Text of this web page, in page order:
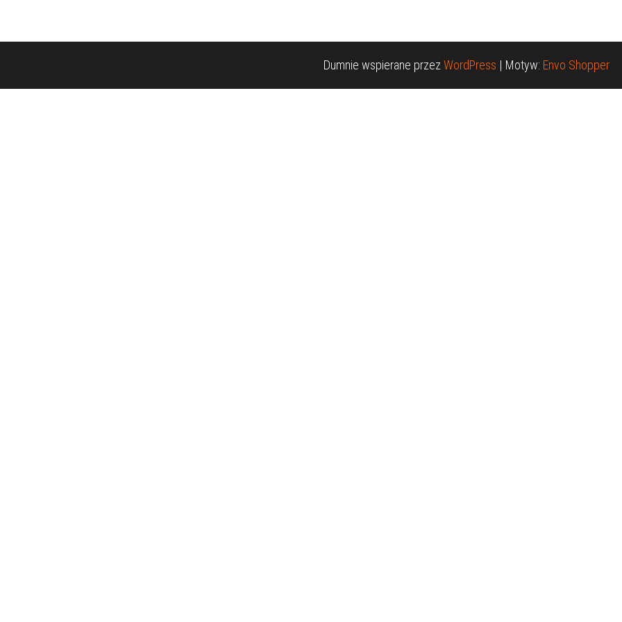
Dumnie wspierane przez WordPress | Motyw: Envo Shopper